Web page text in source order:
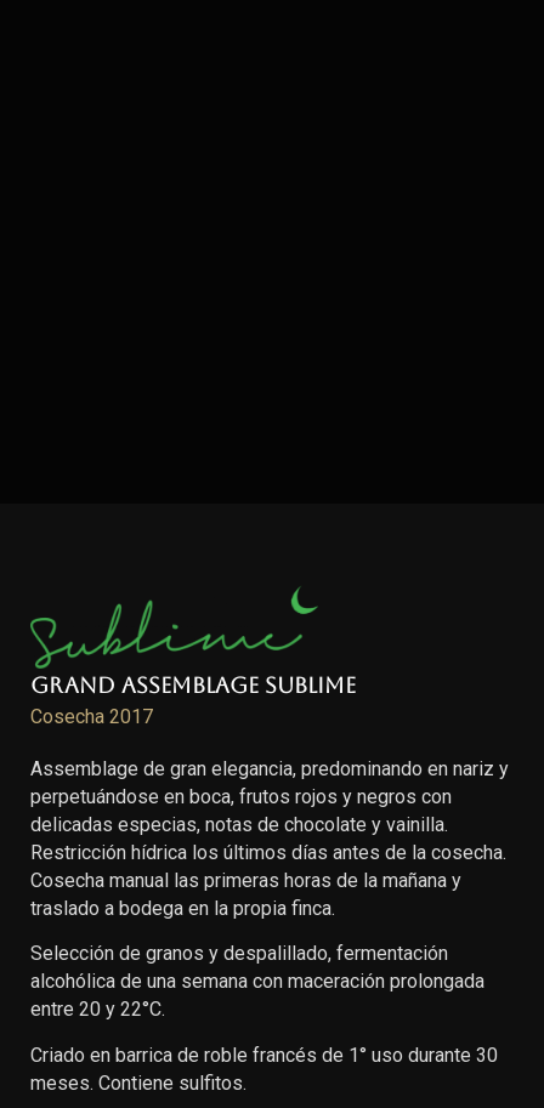
Grand Assemblage Sublime
Cosecha 2017
Assemblage de gran elegancia, predominando en nariz y
perpetuándose en boca, frutos rojos y negros con
delicadas especias, notas de chocolate y vainilla.
Restricción hídrica los últimos días antes de la cosecha.
Cosecha manual las primeras horas de la mañana y
traslado a bodega en la propia finca.
Selección de granos y despalillado, fermentación
alcohólica de una semana con maceración prolongada
entre 20 y 22°C.
Criado en barrica de roble francés de 1° uso durante 30
meses. Contiene sulfitos.